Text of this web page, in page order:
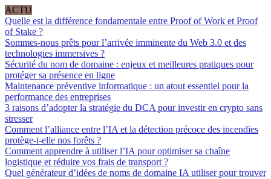
ACTU
Quelle est la différence fondamentale entre Proof of Work et Proof
of Stake ?
Sommes-nous prêts pour l’arrivée imminente du Web 3.0 et des
technologies immersives ?
Sécurité du nom de domaine : enjeux et meilleures pratiques pour
protéger sa présence en ligne
Maintenance préventive informatique : un atout essentiel pour la
performance des entreprises
3 raisons d’adopter la stratégie du DCA pour investir en crypto sans
stresser
Comment l’alliance entre l’IA et la détection précoce des incendies
protège-t-elle nos forêts ?
Comment apprendre à utiliser l’IA pour optimiser sa chaîne
logistique et réduire vos frais de transport ?
Quel générateur d’idées de noms de domaine IA utiliser pour trouver